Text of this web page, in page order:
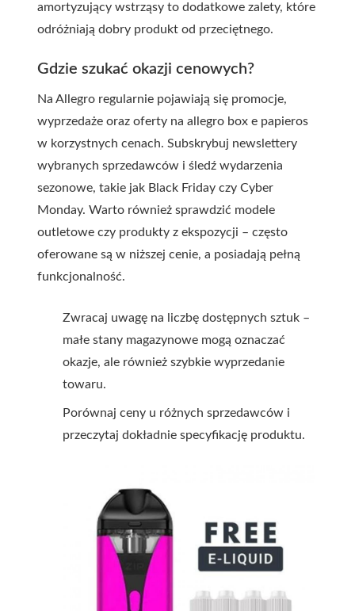
amortyzujący wstrząsy to dodatkowe zalety, które
odróżniają dobry produkt od przeciętnego.
Gdzie szukać okazji cenowych?
Na Allegro regularnie pojawiają się promocje,
wyprzedaże oraz oferty na allegro box e papieros
w korzystnych cenach. Subskrybuj newslettery
wybranych sprzedawców i śledź wydarzenia
sezonowe, takie jak Black Friday czy Cyber
Monday. Warto również sprawdzić modele
outletowe czy produkty z ekspozycji – często
oferowane są w niższej cenie, a posiadają pełną
funkcjonalność.
Zwracaj uwagę na liczbę dostępnych sztuk –
małe stany magazynowe mogą oznaczać
okazje, ale również szybkie wyprzedanie
towaru.
Porównaj ceny u różnych sprzedawców i
przeczytaj dokładnie specyfikację produktu.